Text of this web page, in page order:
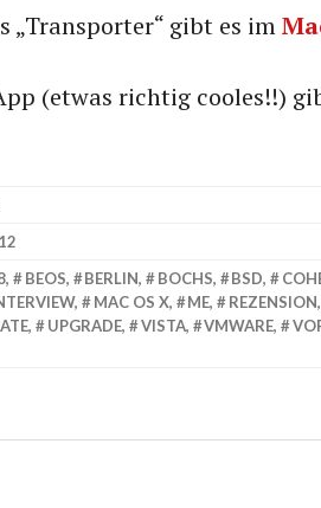
„Transporter“ gibt es im
(etwas richtig cooles!!)
, BEOS, BERLIN, BOCHS, BSD,
, MAC OS X, ME, REZENSION,
, UPGRADE, VISTA, VMWARE,